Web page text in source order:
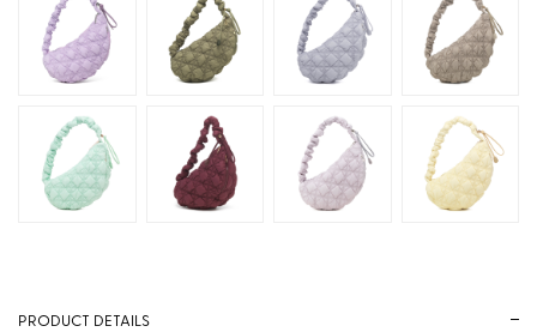
PRODUCT DETAILS